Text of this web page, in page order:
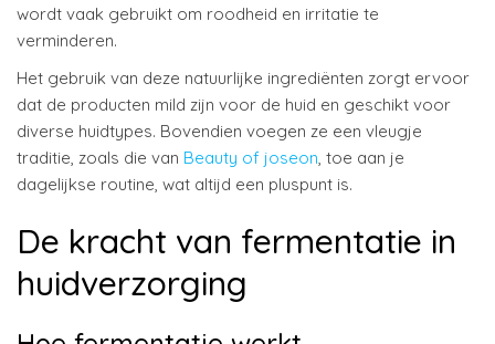
wordt vaak gebruikt om roodheid en irritatie te
verminderen.
Het gebruik van deze natuurlijke ingrediënten zorgt ervoor
dat de producten mild zijn voor de huid en geschikt voor
diverse huidtypes. Bovendien voegen ze een vleugje
traditie, zoals die van Beauty of joseon, toe aan je
dagelijkse routine, wat altijd een pluspunt is.
De kracht van fermentatie in
huidverzorging